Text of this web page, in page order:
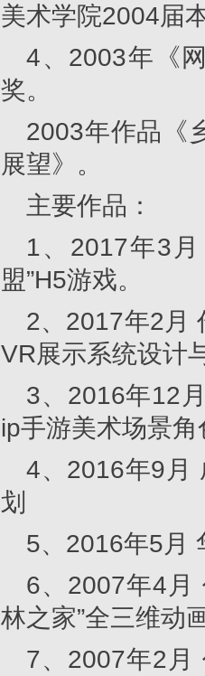
美术学院2004届
4、2003年《
奖。
2003年作品《
展望》。
主要作品：
1、2017年3
盟”H5游戏。
2、2017年2月
VR展示系统设计
3、2016年12
ip手游美术场景
4、2016年9月
划
5、2016年5月
6、2007年4月
林之家”全三维动
7、2007年2月